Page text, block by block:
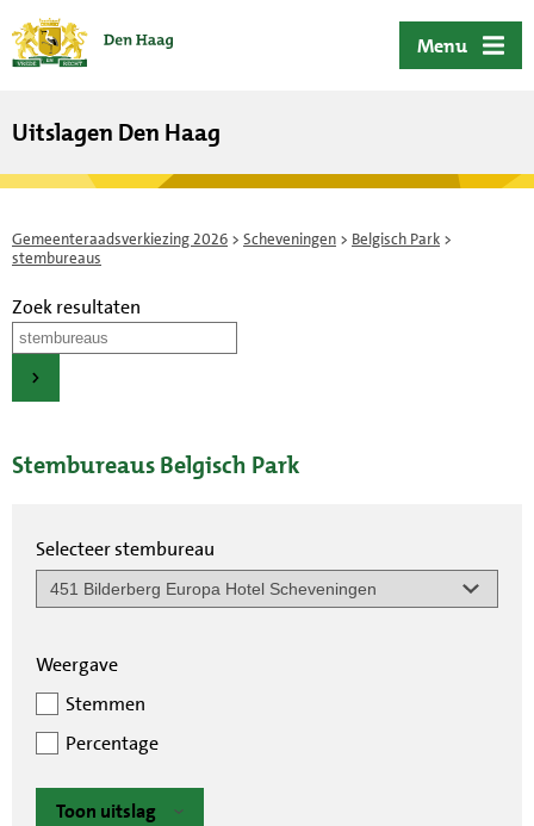
Menu
Uitslagen Den Haag
Gemeenteraadsverkiezing 2026 > Scheveningen > Belgisch Park >
stembureaus
Zoek resultaten
Stembureaus Belgisch Park
Selecteer stembureau
Weergave
Stemmen
Percentage
Toon uitslag